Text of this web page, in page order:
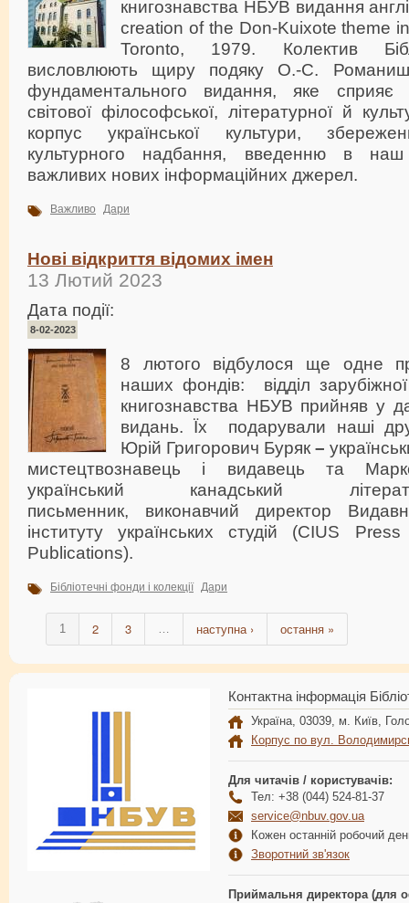
книгознавства НБУВ видання
creation of the Don-Kuixote theme
Тоronto, 1979. Колектив
висловлюють щиру подяку О.-С.
фундаментального видання, яке сприяє
світової філософської, літературної й
корпус української культури,
культурного надбання, введенню в наш
важливих нових інформаційних джерел.
Важливо Дари
Нові відкриття відомих імен
13 Лютий 2023
Дата події:
8-02-2023
8 лютого відбулося ще одне
наших фондів: відділ зарубіжної
книгознавства НБУВ прийняв у
видань. Їх подарували наші
Юрій Григорович Буряк –
мистецтвознавець і видавець та
український канадський
письменник, виконавчий директор
інституту українських студій (CIUS
Publications).
Бібліотечні фонди і колекції Дари
1 2 3 наступна › остання »
Контактна інформація
Україна, 03039, м. Київ,
Корпус по вул.
Для читачів / користувачів:
Тел: +38 (044) 524-81-37
service@nbuv.gov.ua
Кожен останній робочий
Зворотний зв'язок
Приймальня директора (для